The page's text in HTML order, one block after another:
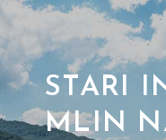
STARI
MLIN